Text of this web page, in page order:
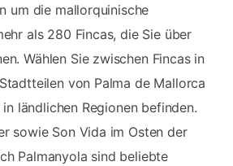
um die mallorquinische
als 280 Fincas, die Sie über
Wählen Sie zwischen Fincas in
von Palma de Mallorca
ländlichen Regionen befinden.
sowie Son Vida im Osten der
Palmanyola sind beliebte